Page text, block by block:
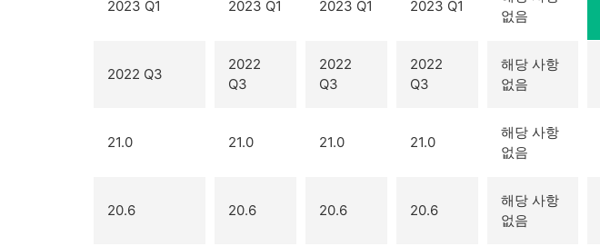
2023 Q1 2023 Q1 2023 Q1 2023 Q1
없음
2022 Q3
2022
Q3
2022
Q3
2022
Q3
해당 사항
없음
21.0 21.0 21.0 21.0
해당 사항
없음
20.6 20.6 20.6 20.6
해당 사항
없음